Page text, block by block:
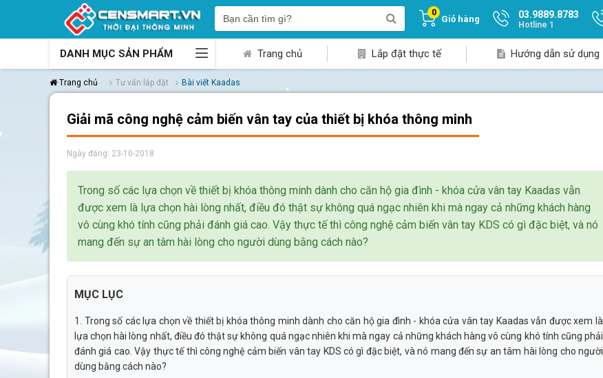
0
Giỏ hàng 03.9889.8783
Hotline 1
DANH MỤC SẢN PHẨM Trang chủ Lắp đặt thực tế Hướng dẫn sử dụng
Trang chủ Tư vấn lắp đặt Bài viết Kaadas
Giải mã công nghệ cảm biến vân tay của thiết bị khóa thông minh
Ngày đăng: 23-10-2018
Trong số các lựa chọn về thiết bị khóa thông minh dành cho căn hộ gia đình - khóa cửa vân tay Kaadas vẫn
được xem là lựa chọn hài lòng nhất, điều đó thật sự không quá ngạc nhiên khi mà ngay cả những khách hàng
vô cùng khó tính cũng phải đánh giá cao. Vậy thực tế thì công nghệ cảm biến vân tay KDS có gì đặc biệt, và nó
mang đến sự an tâm hài lòng cho người dùng bằng cách nào?
MỤC LỤC
1. Trong số các lựa chọn về thiết bị khóa thông minh dành cho căn hộ gia đình - khóa cửa vân tay Kaadas vẫn được xem là
lựa chọn hài lòng nhất, điều đó thật sự không quá ngạc nhiên khi mà ngay cả những khách hàng vô cùng khó tính cũng phải
đánh giá cao. Vậy thực tế thì công nghệ cảm biến vân tay KDS có gì đặc biệt, và nó mang đến sự an tâm hài lòng cho người
dùng bằng cách nào?